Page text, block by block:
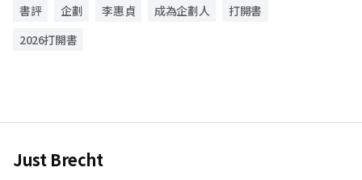
書評 企劃 李惠貞 成為企劃人
打開書
2026打開書
Just Brecht